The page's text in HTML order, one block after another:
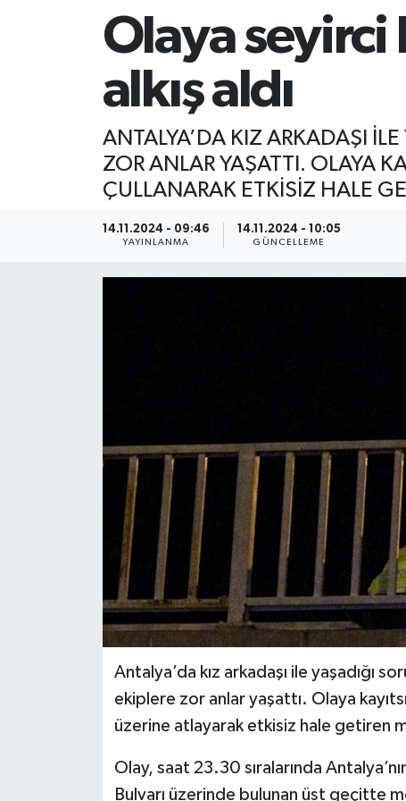
Olaya seyirci
alkış aldı
ANTALYA’DA KIZ ARKADAŞI
ZOR ANLAR YAŞATTI. OLAYA
ÇULLANARAK ETKİSİZ HALE
14.11.2024 - 09:46
YAYINLANMA
14.11.2024 - 10:05
GÜNCELLEME
Antalya’da kız arkadaşı ile yaşadığı
ekiplere zor anlar yaşattı. Olaya
üzerine atlayarak etkisiz hale getiren
Olay, saat 23.30 sıralarında
Bulvarı üzerinde bulunan üst geçitte